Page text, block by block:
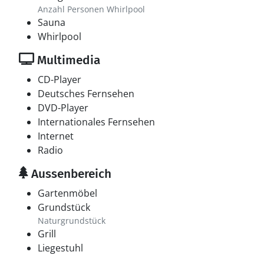
Anzahl Personen Whirlpool
Sauna
Whirlpool
Multimedia
CD-Player
Deutsches Fernsehen
DVD-Player
Internationales Fernsehen
Internet
Radio
Aussenbereich
Gartenmöbel
Grundstück
Naturgrundstück
Grill
Liegestuhl